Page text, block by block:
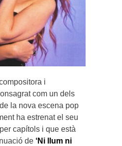
i
com un dels
la nova escena pop
ha estrenat el seu
per capítols i que està
de ‘Ni llum ni